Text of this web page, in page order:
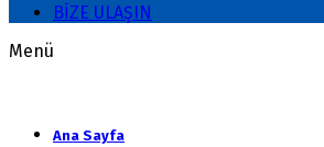
BİZE ULAŞIN
Menü
Ana Sayfa